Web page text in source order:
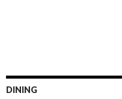
DINING